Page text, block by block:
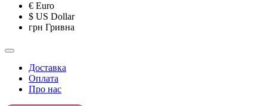
€ Euro
$ US Dollar
грн Гривна
Доставка
Оплата
Про нас